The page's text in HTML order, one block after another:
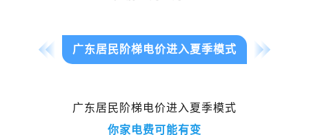
广东居民阶梯电价进入夏季模式
广东居民阶梯电价进入夏季模式
你家电费可能有变